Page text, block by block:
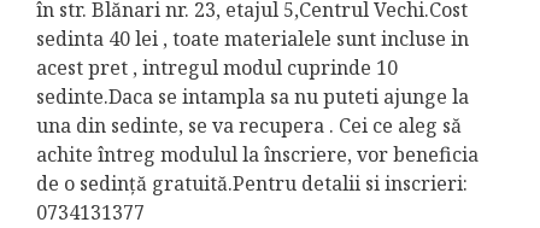
în str. Blănari nr. 23, etajul 5,Centrul Vechi.Cost
sedinta 40 lei , toate materialele sunt incluse in
acest pret , intregul modul cuprinde 10
sedinte.Daca se intampla sa nu puteti ajunge la
una din sedinte, se va recupera . Cei ce aleg să
achite întreg modulul la înscriere, vor beneficia
de o sedință gratuită.Pentru detalii si inscrieri:
0734131377